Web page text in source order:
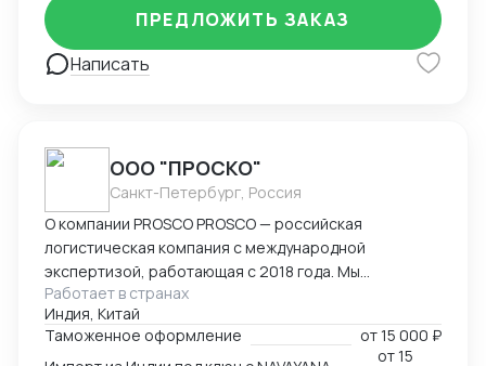
Америки. Знаком со всеми первичными документами
ВЭД.
Написать
ПРЕДЛОЖИТЬ ЗАКАЗ
ООО "ПРОСКО"
Санкт-Петербург, Россия
О компании PROSCO PROSCO — российская
логистическая компания с международной
экспертизой, работающая с 2018 года. Мы
предоставляем полный цикл логистических и
внешнеэкономических услуг: от международных
перевозок и таможенного оформления до
Работает в странах
Индия, Китай
Таможенное оформление
от15 000 ₽
от15